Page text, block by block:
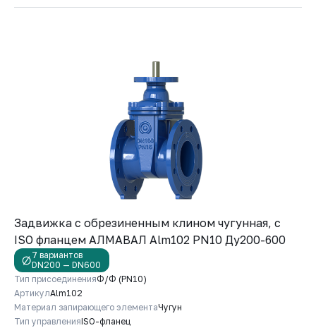
Задвижка с обрезиненным клином чугунная, с
ISO фланцем АЛМАВАЛ Alm102 PN10 Ду200-600
7 вариантов
DN200 — DN600
Тип присоединенияФ/Ф (PN10)
АртикулAlm102
Материал запирающего элементаЧугун
Тип управленияISO-фланец